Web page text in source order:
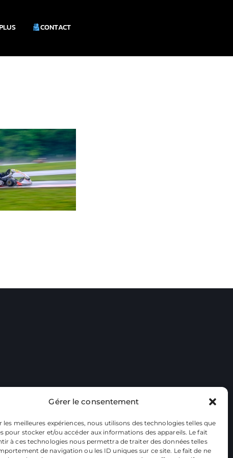
Gérer le consentement
les meilleures expériences, nous utilisons des technologies telles que
pour stocker et/ou accéder aux informations des appareils. Le fait
à ces technologies nous permettra de traiter des données telles
de navigation ou les ID uniques sur ce site. Le fait de ne
CONTACT